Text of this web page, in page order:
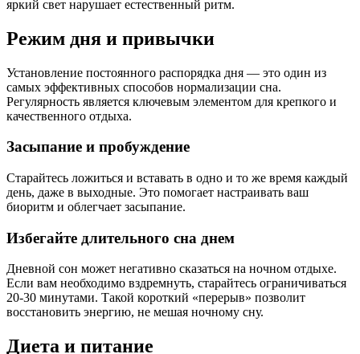
яркий свет нарушает естественный ритм.
Режим дня и привычки
Установление постоянного распорядка дня — это один из
самых эффективных способов нормализации сна.
Регулярность является ключевым элементом для крепкого и
качественного отдыха.
Засыпание и пробуждение
Старайтесь ложиться и вставать в одно и то же время каждый
день, даже в выходные. Это помогает настраивать ваш
биоритм и облегчает засыпание.
Избегайте длительного сна днем
Дневной сон может негативно сказаться на ночном отдыхе.
Если вам необходимо вздремнуть, старайтесь ограничиваться
20-30 минутами. Такой короткий «перерыв» позволит
восстановить энергию, не мешая ночному сну.
Диета и питание